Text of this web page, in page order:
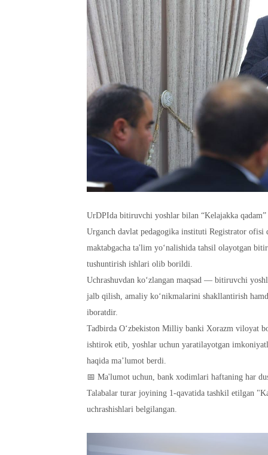
UrDPIda bitiruvchi yoshlar bilan “Kelajakka
Urganch davlat pedagogika instituti Registrator ofisi
maktabgacha ta'lim yo‘nalishida tahsil olayotgan
tushuntirish ishlari olib borildi.
Uchrashuvdan ko‘zlangan maqsad — bitiruvchi
jalb qilish, amaliy ko‘nikmalarini shakllantirish
iboratdir.
Tadbirda O‘zbekiston Milliy banki Xorazm viloyat
ishtirok etib, yoshlar uchun yaratilayotgan
haqida ma’lumot berdi.
📅 Ma'lumot uchun, bank xodimlari haftaning har
Talabalar turar joyining 1-qavatida tashkil etilgan
uchrashishlari belgilangan.